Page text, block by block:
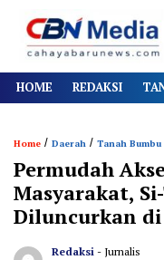
HOME REDAKSI
Home / Daerah / Tanah Bumbu
Permudah
Masyarakat,
Diluncurkan di
Redaksi - Jurnalis